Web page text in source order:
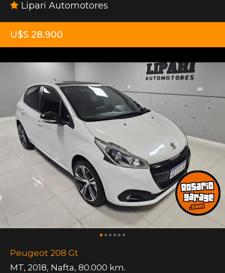
Lipari Automotores
U$S 28.900
Peugeot 208 Gt
MT, 2018, Nafta, 80.000 km.